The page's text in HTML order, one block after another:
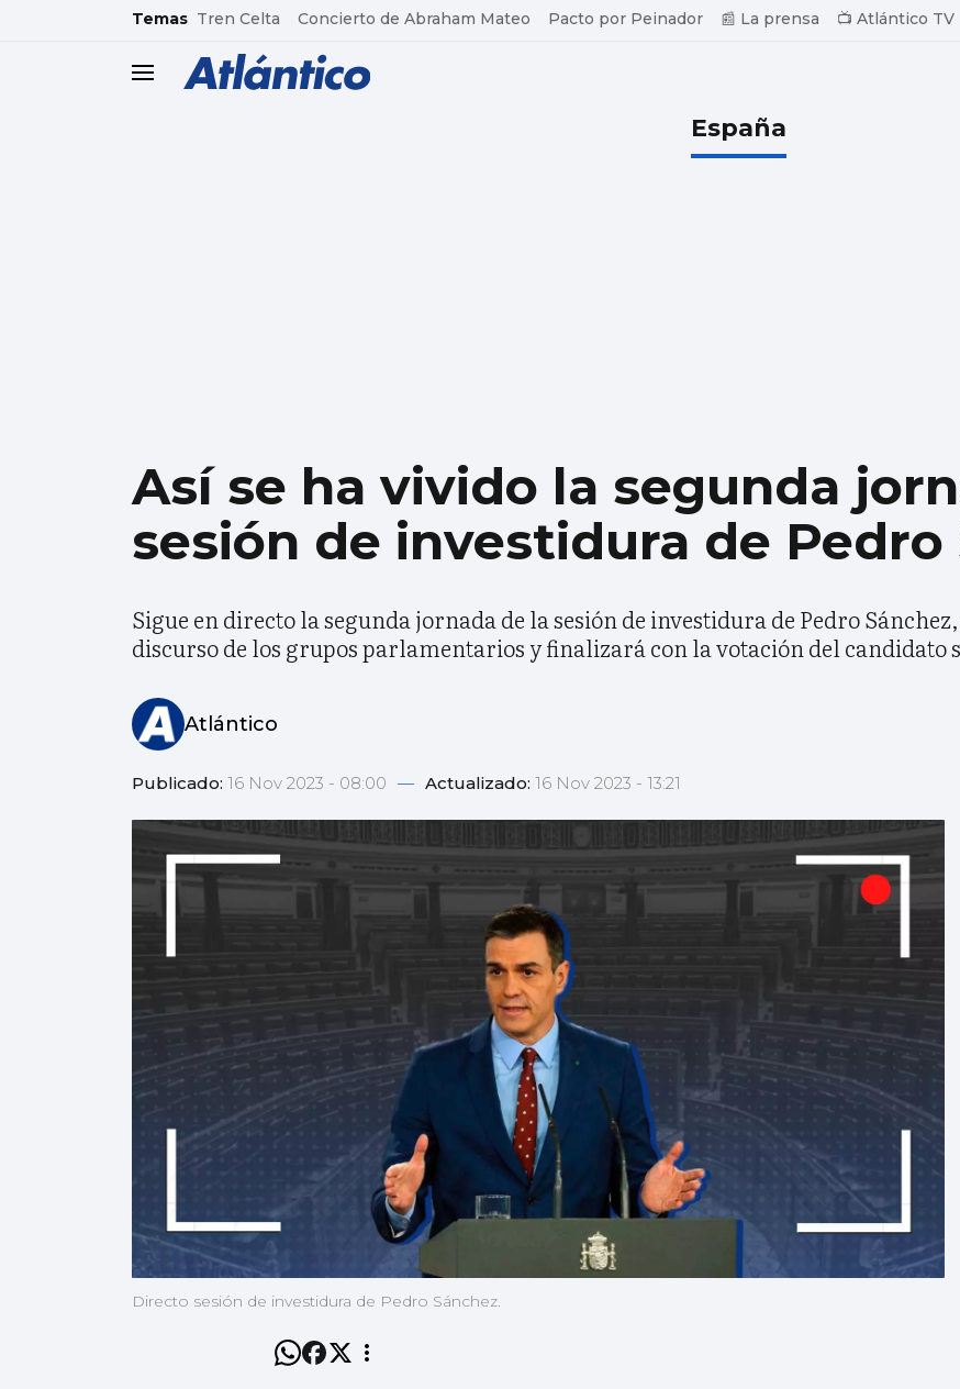
common.go-to-content
Temas Tren Celta Concierto de Abraham Mateo Pacto por Peinador 📰 La prensa 📺 Atlántico TV
header.menu.open
España
Así se ha vivido la segunda
sesión de investidura de Pedro
Sigue en directo la segunda jornada de la sesión de investidura de Pedro
discurso de los grupos parlamentarios y finalizará con la votación del candidato
Atlántico
Publicado: 16 Nov 2023 - 08:00 — Actualizado: 16 Nov 2023 - 13:21
Directo sesión de investidura de Pedro Sánchez.